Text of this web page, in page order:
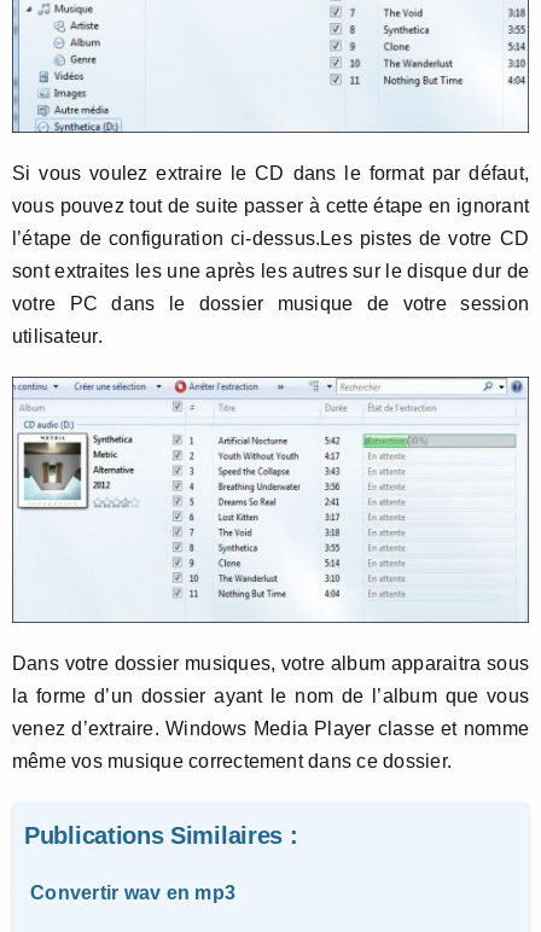
Si vous voulez extraire le CD dans le format par défaut,
vous pouvez tout de suite passer à cette étape en ignorant
l’étape de configuration ci-dessus.Les pistes de votre CD
sont extraites les une après les autres sur le disque dur de
votre PC dans le dossier musique de votre session
utilisateur.
Dans votre dossier musiques, votre album apparaitra sous
la forme d’un dossier ayant le nom de l’album que vous
venez d’extraire. Windows Media Player classe et nomme
même vos musique correctement dans ce dossier.
Publications Similaires :
Convertir wav en mp3